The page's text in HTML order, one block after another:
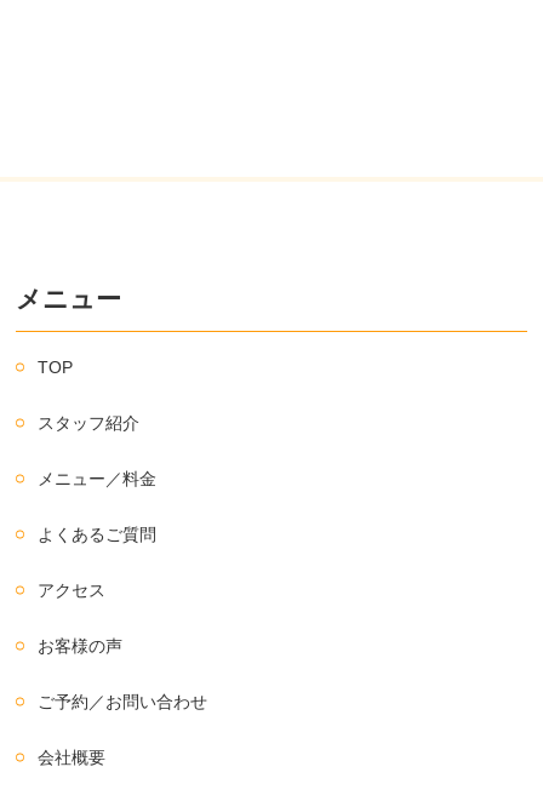
メニュー
TOP
スタッフ紹介
メニュー／料金
よくあるご質問
アクセス
お客様の声
ご予約／お問い合わせ
会社概要